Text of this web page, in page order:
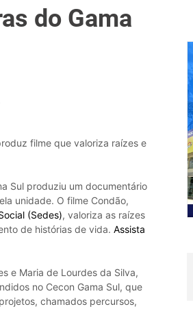
do Gama
filme que valoriza raízes e
Sul produziu um documentário
unidade. O filme Condão,
(Sedes), valoriza as raízes
de histórias de vida. Assista
e Maria de Lourdes da Silva,
no Cecon Gama Sul, que
chamados percursos,